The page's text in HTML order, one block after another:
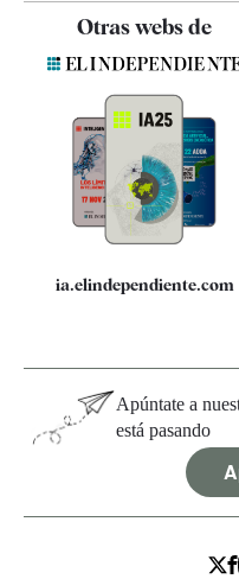
Quiénes somos
Especificaciones
Otras webs de
ia.elindependiente.com
Apúntate a
está pasando